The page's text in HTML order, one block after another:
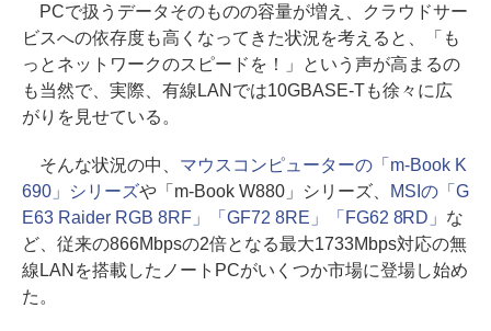
PCで扱うデータそのものの容量が増え、クラウドサー
ビスへの依存度も高くなってきた状況を考えると、「も
っとネットワークのスピードを！」という声が高まるの
も当然で、実際、有線LANでは10GBASE-Tも徐々に広
がりを見せている。
そんな状況の中、 マウスコンピューターの「m-Book K
690」シリーズや「m-Book W880」シリーズ、
MSIの「G
E63 Raider RGB 8RF」「GF72 8RE」「FG62 8RD」 な
ど、従来の866Mbpsの2倍となる最大1733Mbps対応の無
線LANを搭載したノートPCがいくつか市場に登場し始め
た。